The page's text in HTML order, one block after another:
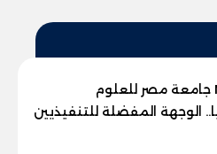
برنامج MBA جامعة مصر للعلوم
الوجهة المفضلة للتنفيذيين
لصناعة قادة